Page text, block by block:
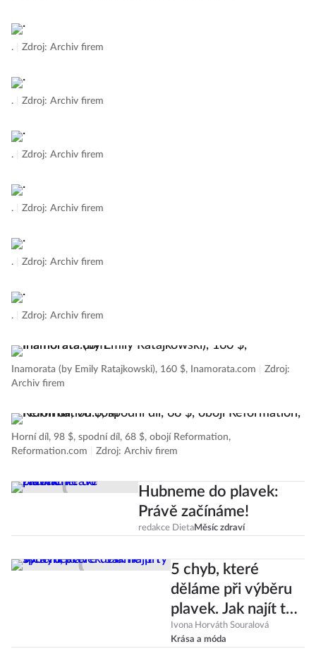
. Zdroj: Archiv firem
. Zdroj: Archiv firem
. Zdroj: Archiv firem
. Zdroj: Archiv firem
. Zdroj: Archiv firem
. Zdroj: Archiv firem
Inamorata (by Emily Ratajkowski), 160 $, Inamorata.com
Zdroj:
Archiv firem
Horní díl, 98 $, spodní díl, 68 $, obojí Reformation,
Reformation.com
Zdroj: Archiv firem
Hubneme do plavek:
Právě začínáme!
redakce DietaMěsíc zdraví
5 chyb, které
děláme při výběru
plavek. Jak najít ty
správné?
Ivona Horváth Souralová
Krása a móda